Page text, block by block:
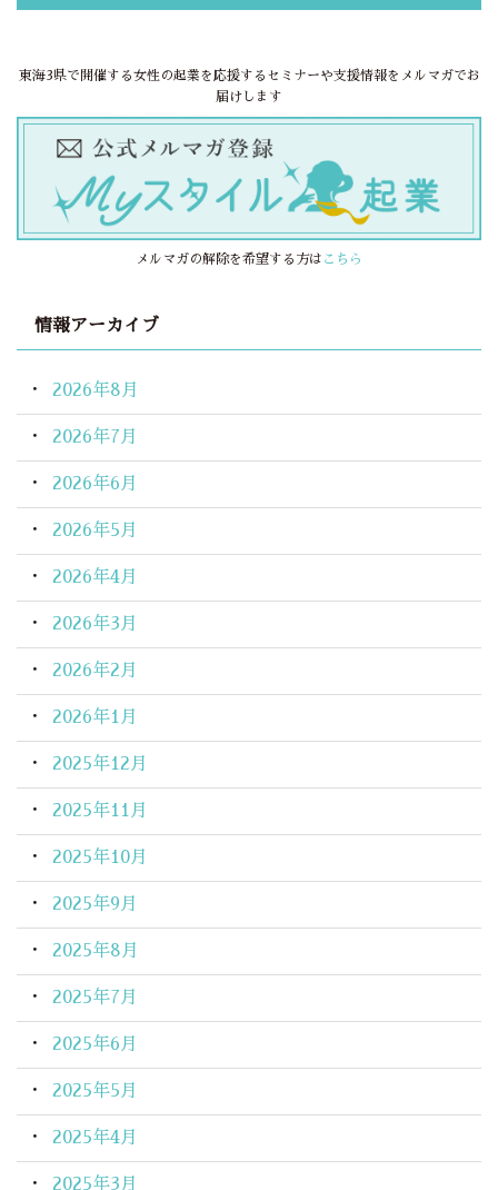
東海3県で開催する女性の起業を応援するセミナーや支援情報をメルマガでお
届けします
メルマガの解除を希望する方は こちら
情報アーカイブ
2026年8月
2026年7月
2026年6月
2026年5月
2026年4月
2026年3月
2026年2月
2026年1月
2025年12月
2025年11月
2025年10月
2025年9月
2025年8月
2025年7月
2025年6月
2025年5月
2025年4月
2025年3月